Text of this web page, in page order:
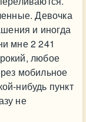
Девочка
и иногда
мне 2 241
любое
мобильное
нибудь пункт
не